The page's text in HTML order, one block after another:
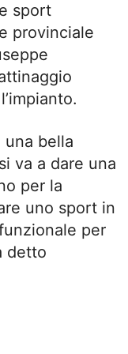
sport
provinciale
una bella
va a dare una
per la
uno sport in
per
detto